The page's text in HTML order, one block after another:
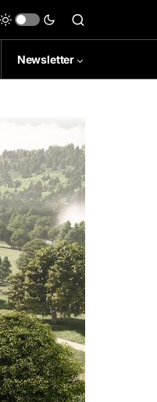
Newsletter